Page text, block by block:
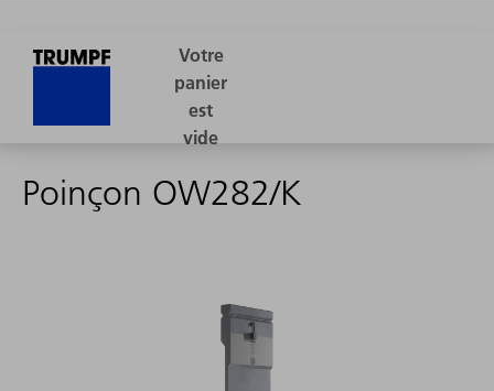
Poinçon OW282/K